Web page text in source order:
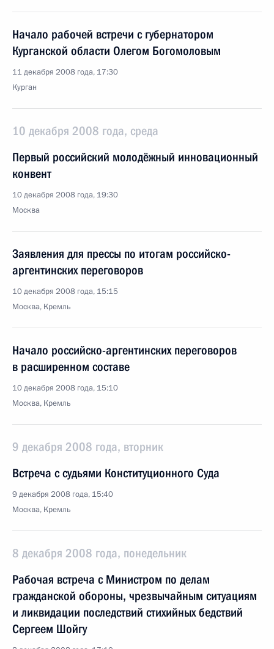
Начало рабочей встречи с губернатором
Курганской области Олегом Богомоловым
11 декабря 2008 года, 17:30
Курган
10 декабря 2008 года, среда
Первый российский молодёжный инновационный
конвент
10 декабря 2008 года, 19:30
Москва
Заявления для прессы по итогам российско-
аргентинских переговоров
10 декабря 2008 года, 15:15
Москва, Кремль
Начало российско-аргентинских переговоров
в расширенном составе
10 декабря 2008 года, 15:10
Москва, Кремль
9 декабря 2008 года, вторник
Встреча с судьями Конституционного Суда
9 декабря 2008 года, 15:40
Москва, Кремль
8 декабря 2008 года, понедельник
Рабочая встреча с Министром по делам
гражданской обороны, чрезвычайным ситуациям
и ликвидации последствий стихийных бедствий
Сергеем Шойгу